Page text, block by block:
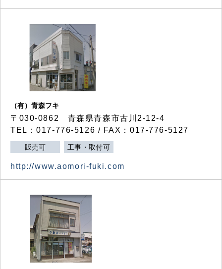
（有）青森フキ
〒030-0862 青森県青森市古川2-12-4
TEL：017-776-5126 / FAX：017-776-5127
販売可 工事・取付可
http://www.aomori-fuki.com